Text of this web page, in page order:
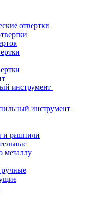
отвертки
инструмент
инструмент
и рашпили
ручные